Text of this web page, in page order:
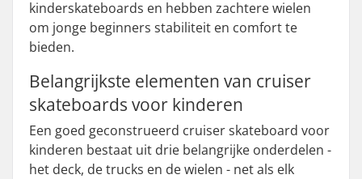
kinderskateboards en hebben zachtere wielen
om jonge beginners stabiliteit en comfort te
bieden.
Belangrijkste elementen van cruiser
skateboards voor kinderen
Een goed geconstrueerd cruiser skateboard voor
kinderen bestaat uit drie belangrijke onderdelen -
het deck, de trucks en de wielen - net als elk